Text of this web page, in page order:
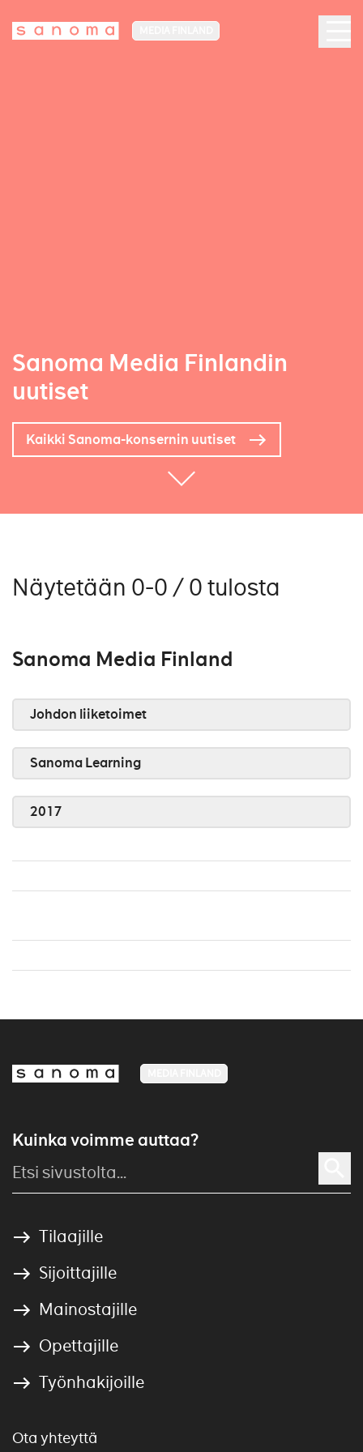
Sanoma Media Finlandin
uutiset
Kaikki Sanoma-konsernin uutiset
Näytetään 0-0 / 0 tulosta
Sanoma Media Finland
Johdon liiketoimet
Sanoma Learning
2017
Kuinka voimme auttaa?
Tilaajille
Sijoittajille
Mainostajille
Opettajille
Työnhakijoille
Ota yhteyttä